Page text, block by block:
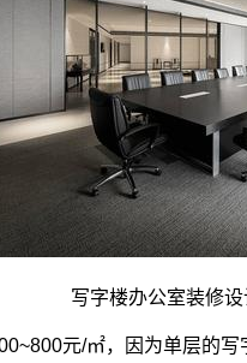
写字楼办公室装修设
元/㎡，因为单层的写